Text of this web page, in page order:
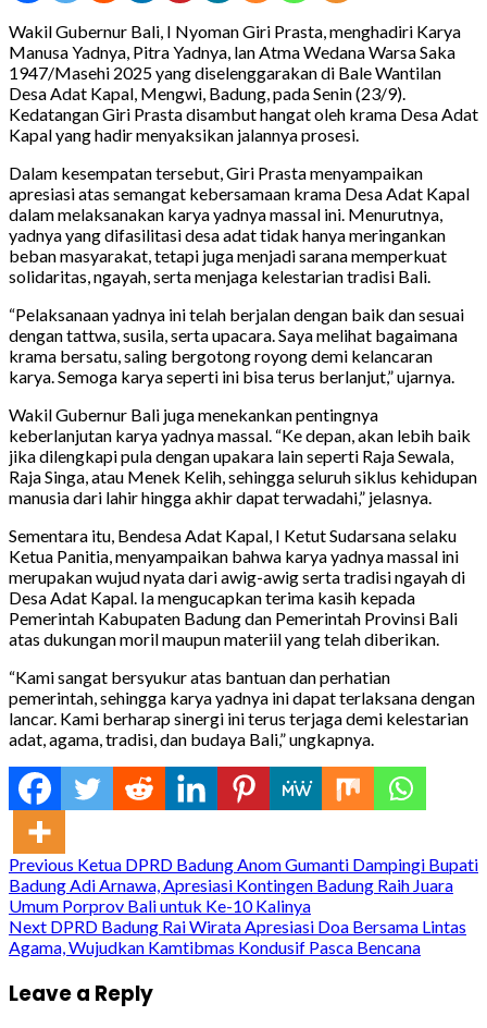
Wakil Gubernur Bali, I Nyoman Giri Prasta, menghadiri Karya
Manusa Yadnya, Pitra Yadnya, lan Atma Wedana Warsa Saka
1947/Masehi 2025 yang diselenggarakan di Bale Wantilan
Desa Adat Kapal, Mengwi, Badung, pada Senin (23/9).
Kedatangan Giri Prasta disambut hangat oleh krama Desa Adat
Kapal yang hadir menyaksikan jalannya prosesi.
Dalam kesempatan tersebut, Giri Prasta menyampaikan
apresiasi atas semangat kebersamaan krama Desa Adat Kapal
dalam melaksanakan karya yadnya massal ini. Menurutnya,
yadnya yang difasilitasi desa adat tidak hanya meringankan
beban masyarakat, tetapi juga menjadi sarana memperkuat
solidaritas, ngayah, serta menjaga kelestarian tradisi Bali.
“Pelaksanaan yadnya ini telah berjalan dengan baik dan sesuai
dengan tattwa, susila, serta upacara. Saya melihat bagaimana
krama bersatu, saling bergotong royong demi kelancaran
karya. Semoga karya seperti ini bisa terus berlanjut,” ujarnya.
Wakil Gubernur Bali juga menekankan pentingnya
keberlanjutan karya yadnya massal. “Ke depan, akan lebih baik
jika dilengkapi pula dengan upakara lain seperti Raja Sewala,
Raja Singa, atau Menek Kelih, sehingga seluruh siklus kehidupan
manusia dari lahir hingga akhir dapat terwadahi,” jelasnya.
Sementara itu, Bendesa Adat Kapal, I Ketut Sudarsana selaku
Ketua Panitia, menyampaikan bahwa karya yadnya massal ini
merupakan wujud nyata dari awig-awig serta tradisi ngayah di
Desa Adat Kapal. Ia mengucapkan terima kasih kepada
Pemerintah Kabupaten Badung dan Pemerintah Provinsi Bali
atas dukungan moril maupun materiil yang telah diberikan.
“Kami sangat bersyukur atas bantuan dan perhatian
pemerintah, sehingga karya yadnya ini dapat terlaksana dengan
lancar. Kami berharap sinergi ini terus terjaga demi kelestarian
adat, agama, tradisi, dan budaya Bali,” ungkapnya.
Continue
Reading
Previous Ketua DPRD Badung Anom Gumanti Dampingi Bupati
Badung Adi Arnawa, Apresiasi Kontingen Badung Raih Juara
Umum Porprov Bali untuk Ke-10 Kalinya
Next DPRD Badung Rai Wirata Apresiasi Doa Bersama Lintas
Agama, Wujudkan Kamtibmas Kondusif Pasca Bencana
Leave a Reply